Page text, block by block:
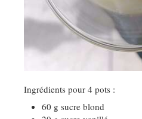
Ingrédients pour 4 pots :
60 g sucre blond